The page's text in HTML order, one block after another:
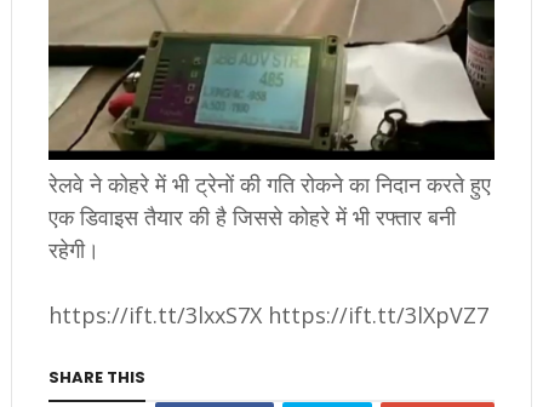
रेलवे ने कोहरे में भी ट्रेनों की गति रोकने का निदान करते हुए
एक डिवाइस तैयार की है जिससे कोहरे में भी रफ्तार बनी
रहेगी।
https://ift.tt/3lxxS7X https://ift.tt/3lXpVZ7
SHARE THIS